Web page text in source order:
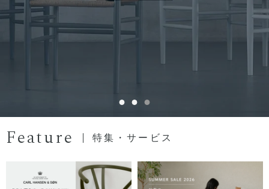
Feature 特集・サービス